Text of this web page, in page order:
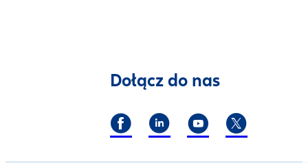
Dołącz do nas